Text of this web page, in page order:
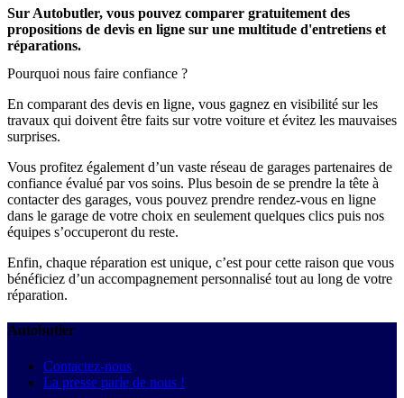
Sur Autobutler, vous pouvez comparer gratuitement des
propositions de devis en ligne sur une multitude d'entretiens et
réparations.
Pourquoi nous faire confiance ?
En comparant des devis en ligne, vous gagnez en visibilité sur les
travaux qui doivent être faits sur votre voiture et évitez les mauvaises
surprises.
Vous profitez également d’un vaste réseau de garages partenaires de
confiance évalué par vos soins. Plus besoin de se prendre la tête à
contacter des garages, vous pouvez prendre rendez-vous en ligne
dans le garage de votre choix en seulement quelques clics puis nos
équipes s’occuperont du reste.
Enfin, chaque réparation est unique, c’est pour cette raison que vous
bénéficiez d’un accompagnement personnalisé tout au long de votre
réparation.
Autobutler
Contactez-nous
La presse parle de nous !